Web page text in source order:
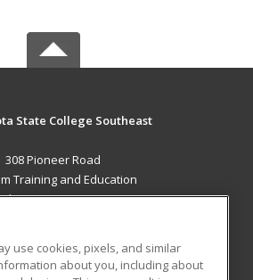
State College Southeast
308 Pioneer Road
Training and Education
Wing, MN 55066 US
use cookies, pixels, and similar
about you, including about